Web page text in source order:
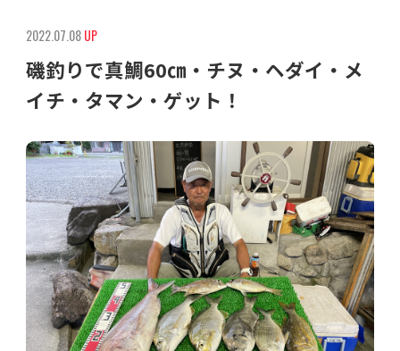
2022.07.08UP
磯釣りで真鯛60㎝・チヌ・ヘダイ・メ
イチ・タマン・ゲット！